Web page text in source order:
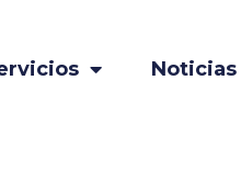
Noticias